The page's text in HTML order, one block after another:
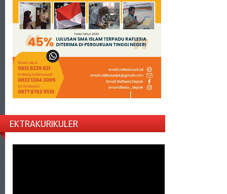
EKTRAKURIKULER